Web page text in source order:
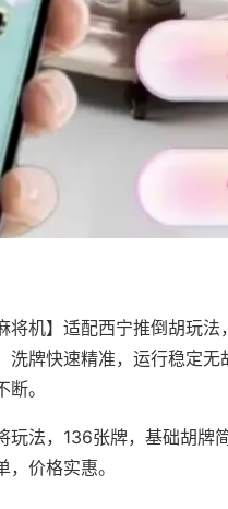
将机】适配西宁推倒胡玩
洗牌快速精准，运行稳定
。
玩法，136张牌，基础胡牌
价格实惠。